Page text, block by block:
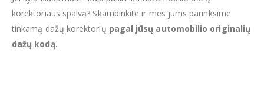
korektoriaus spalvą? Skambinkite ir mes jums parinksime
tinkamą dažų korektorių pagal jūsų automobilio originalių
dažų kodą.